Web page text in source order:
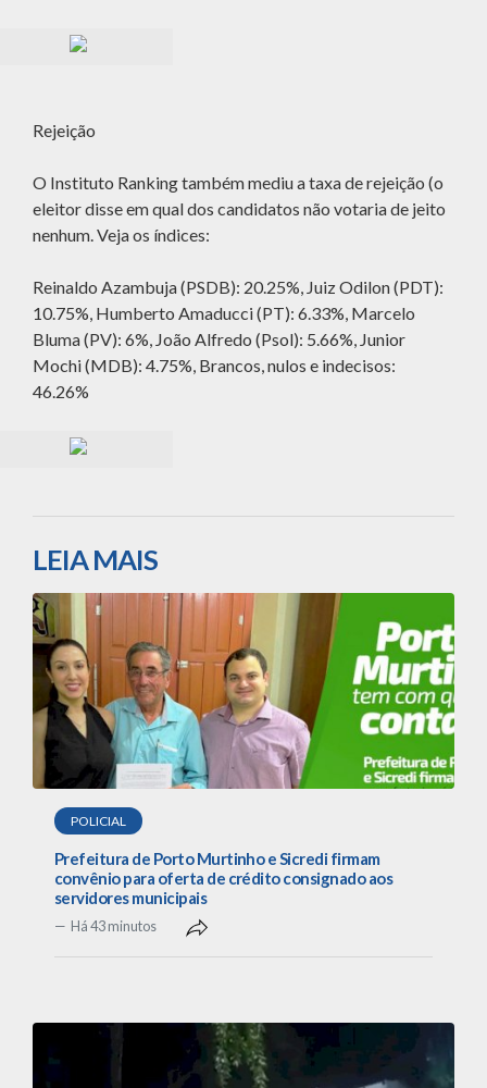
Rejeição
O Instituto Ranking também mediu a taxa de rejeição (o
eleitor disse em qual dos candidatos não votaria de jeito
nenhum. Veja os índices:
Reinaldo Azambuja (PSDB): 20.25%, Juiz Odilon (PDT):
10.75%, Humberto Amaducci (PT): 6.33%, Marcelo
Bluma (PV): 6%, João Alfredo (Psol): 5.66%, Junior
Mochi (MDB): 4.75%, Brancos, nulos e indecisos:
46.26%
LEIA MAIS
POLICIAL
Prefeitura de Porto Murtinho e Sicredi firmam
convênio para oferta de crédito consignado aos
servidores municipais
Há 43 minutos